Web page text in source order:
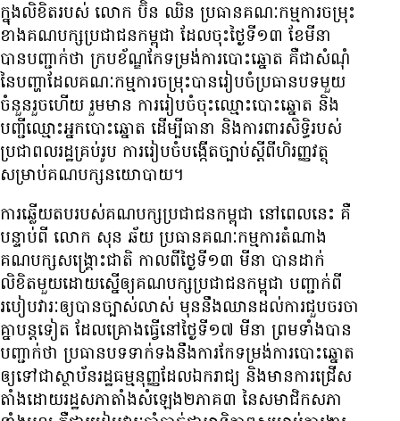
ក្នុង​លិខិត​របស់ លោក ប៊ិន ឈិន ប្រធាន​គណៈកម្មការ​ចម្រុះ​
ខាង​គណបក្ស​ប្រជាជន​កម្ពុជា ដែល​ចុះ​ថ្ងៃ​ទី​១៣ ខែ​មីនា
បាន​បញ្ជាក់​ថា ក្របខ័ណ្ឌ​កែ​ទម្រង់​ការ​បោះ​ឆ្នោត គឺ​ជា​សំណុំ​
នៃ​បញ្ហា​ដែល​គណៈកម្មការ​ចម្រុះ​បាន​រៀបចំ​ប្រធាន​បទ​មួយ​
ចំនួន​រួច​ហើយ រួម​មាន ការ​រៀប​ចំ​ចុះ​ឈ្មោះ​បោះ​ឆ្នោត និង​
បញ្ជី​ឈ្មោះ​អ្នក​បោះ​ឆ្នោត ដើម្បី​ធានា និង​ការពារ​សិទ្ធិ​របស់​
ប្រជាពលរដ្ឋ​គ្រប់​រូប ការ​រៀប​ចំ​បង្កើត​ច្បាប់​ស្ដីពី​ហិរញ្ញវត្ថុ​
សម្រាប់​គណបក្ស​នយោបាយ។
ការ​ឆ្លើយ​តប​របស់​គណបក្ស​ប្រជាជន​កម្ពុជា នៅ​ពេល​នេះ គឺ​
បន្ទាប់​ពី លោក សុន ឆ័យ ប្រធាន​គណៈកម្មការ​តំណាង​
គណបក្ស​សង្គ្រោះ​ជាតិ កាល​ពី​ថ្ងៃ​ទី​១៣ មីនា បាន​ដាក់​
លិខិត​មួយ​ដោយ​ស្នើ​ឲ្យ​គណបក្ស​ប្រជាជន​កម្ពុជា បញ្ជាក់​ពី​
របៀបវារៈ​ឲ្យ​បាន​ច្បាស់​លាស់ មុន​នឹង​ឈាន​ដល់​ការ​ជួប​ចរចា​
គ្នា​បន្ត​ទៀត ដែល​គ្រោង​ធ្វើ​នៅ​ថ្ងៃ​ទី​១៧ មីនា ព្រម​ទាំង​បាន​
បញ្ជាក់​ថា ប្រធាន​បទ​ទាក់ទង​នឹង​ការ​កែ​ទម្រង់​ការ​បោះ​ឆ្នោត​
ឲ្យ​ទៅ​ជា​ស្ថាប័ន​រដ្ឋធម្មនុញ្ញ​ដែល​ឯករាជ្យ និង​មាន​ការ​ជ្រើស​
តាំង​ដោយ​រដ្ឋសភា​តាំង​សំឡេង​២​ភាគ​៣ នៃ​សមាជិក​សភា​